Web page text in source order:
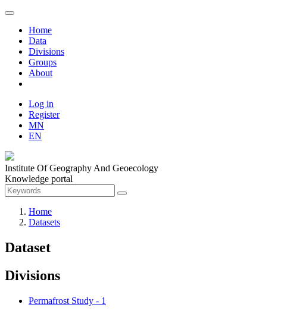
Home
Data
Divisions
Groups
About
Log in
Register
MN
EN
Institute Of Geography And Geoecology
Knowledge portal
Home
Datasets
Dataset
Divisions
Permafrost Study - 1